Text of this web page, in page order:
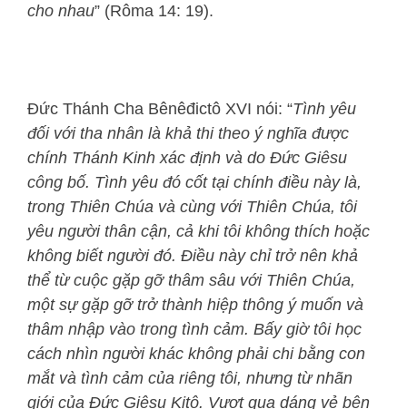
cho nhau” (Rôma 14: 19).
Đức Thánh Cha Bênêđictô XVI nói: “Tình yêu
đối với tha nhân là khả thi theo ý nghĩa được
chính Thánh Kinh xác định và do Đức Giêsu
công bố. Tình yêu đó cốt tại chính điều này là,
trong Thiên Chúa và cùng với Thiên Chúa, tôi
yêu người thân cận, cả khi tôi không thích hoặc
không biết người đó. Điều này chỉ trở nên khả
thể từ cuộc gặp gỡ thâm sâu với Thiên Chúa,
một sự gặp gỡ trở thành hiệp thông ý muốn và
thâm nhập vào trong tình cảm. Bấy giờ tôi học
cách nhìn người khác không phải chi bằng con
mắt và tình cảm của riêng tôi, nhưng từ nhãn
giới của Đức Giêsu Kitô. Vượt qua dáng vẻ bên